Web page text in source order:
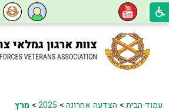
עמוד הבית> הצדעה אחרונה>
2025
>מרץ